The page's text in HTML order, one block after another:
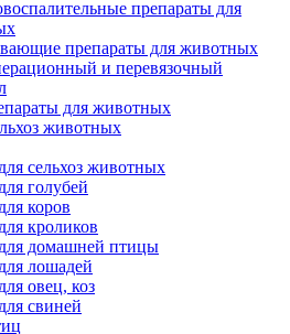
препараты для
препараты для животных
и перевязочный
для животных
животных
сельхоз животных
голубей
коров
кроликов
домашней птицы
лошадей
овец, коз
свиней